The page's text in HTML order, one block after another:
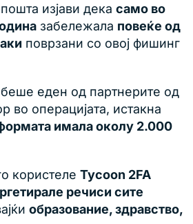
изјави дека само во
забележала повеќе од
поврзани со овој фишинг
еден од партнерите од
во операцијата, истакна
имала околу 2.000
користеле Tycoon 2FA
речиси сите
образование, здравство,